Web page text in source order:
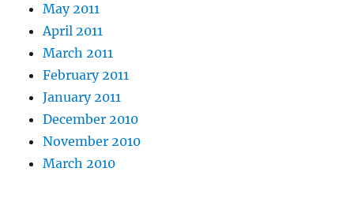
May 2011
April 2011
March 2011
February 2011
January 2011
December 2010
November 2010
March 2010